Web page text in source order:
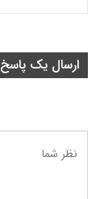
ارسال یک پاسخ